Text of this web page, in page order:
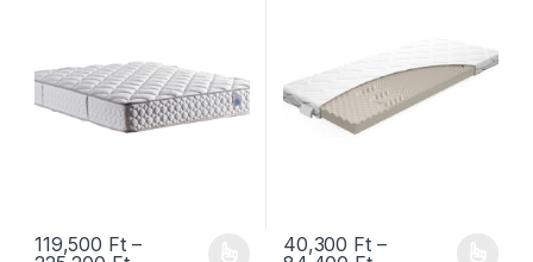
119,500 Ft –
40,300 Ft –